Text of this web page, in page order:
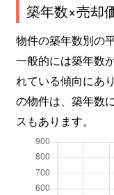
築年数×売却
物件の築年数別の
一般的には築年数
れている傾向にあ
の物件は、築年数
スもあります。